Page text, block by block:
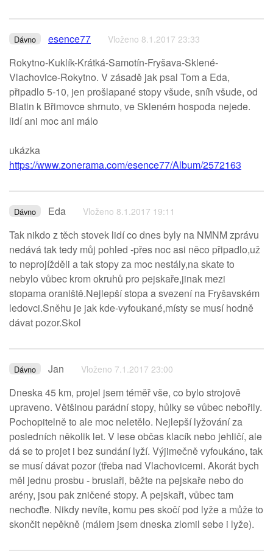
Dávno esence77 Vloženo 8.1.2017 23:33
Rokytno-Kuklík-Krátká-Samotín-Fryšava-Sklené-
Vlachovice-Rokytno. V zásadě jak psal Tom a Eda,
připadlo 5-10, jen prošlapané stopy všude, sníh všude, od
Blatin k Břimovce shrnuto, ve Skleném hospoda nejede.
lidí ani moc ani málo
ukázka
https://www.zonerama.com/esence77/Album/2572163
Dávno Eda Vloženo 8.1.2017 19:11
Tak nikdo z těch stovek lidí co dnes byly na NMNM zprávu
nedává tak tedy můj pohled -přes noc asi něco připadlo,už
to neprojížděli a tak stopy za moc nestály,na skate to
nebylo vůbec krom okruhů pro pejskaře,jinak mezi
stopama oraniště.Nejlepší stopa a svezení na Fryšavském
ledovci.Sněhu je jak kde-vyfoukané,místy se musí hodně
dávat pozor.Skol
Dávno Jan Vloženo 7.1.2017 23:00
Dneska 45 km, projel jsem téměř vše, co bylo strojově
upraveno. Většinou parádní stopy, hůlky se vůbec nebořily.
Pochopitelně to ale moc neletělo. Nejlepší lyžování za
posledních několik let. V lese občas klacík nebo jehličí, ale
dá se to projet i bez sundání lyží. Výjimečně vyfoukáno, tak
se musí dávat pozor (třeba nad Vlachovicemi. Akorát bych
měl jednu prosbu - bruslaři, běžte na pejskaře nebo do
arény, jsou pak zničené stopy. A pejskaři, vůbec tam
nechoďte. Nikdy nevíte, komu pes skočí pod lyže a může to
skončit nepěkně (málem jsem dneska zlomil sebe i lyže).